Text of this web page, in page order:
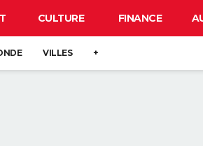
CULTURE FINANCE
VILLES +